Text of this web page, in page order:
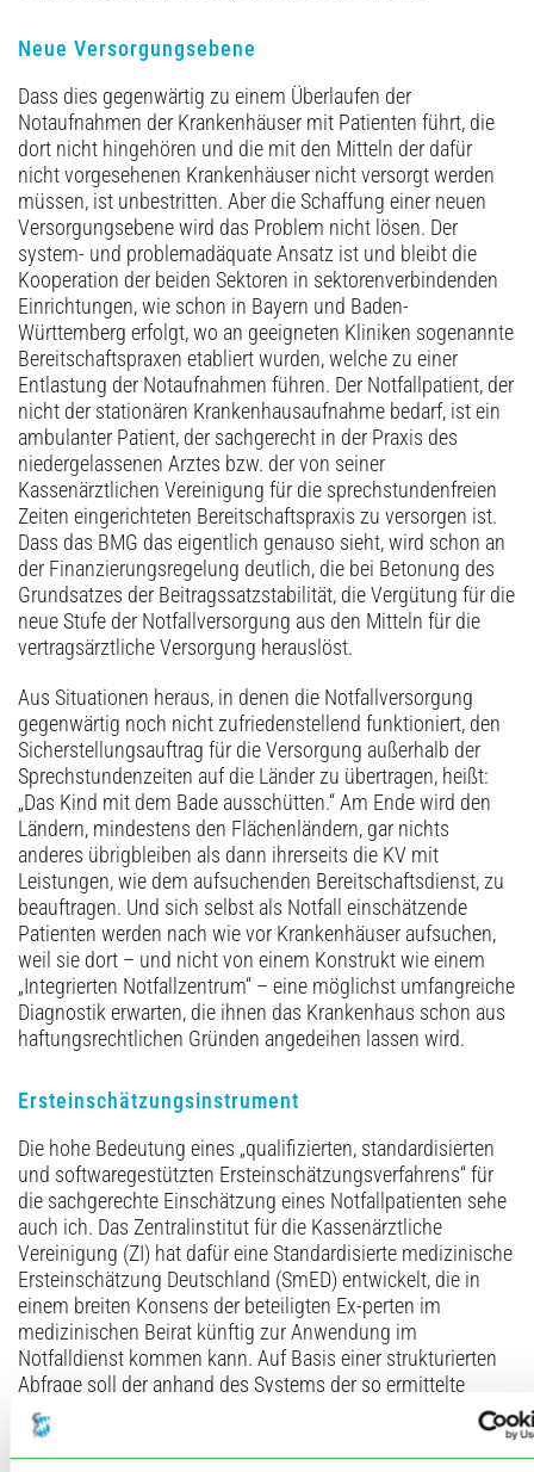
Neue Versorgungsebene
Dass dies gegenwärtig zu einem Überlaufen der
Notaufnahmen der Krankenhäuser mit Patienten führt, die
dort nicht hingehören und die mit den Mitteln der dafür
nicht vorgesehenen Krankenhäuser nicht versorgt werden
müssen, ist unbestritten. Aber die Schaffung einer neuen
Versorgungsebene wird das Problem nicht lösen. Der
system- und problemadäquate Ansatz ist und bleibt die
Kooperation der beiden Sektoren in sektorenverbindenden
Einrichtungen, wie schon in Bayern und Baden-
Württemberg erfolgt, wo an geeigneten Kliniken sogenannte
Bereitschafts­praxen etabliert wurden, welche zu einer
Entlastung der Notaufnahmen führen. Der Notfallpatient, der
nicht der stationären Krankenhausaufnahme bedarf, ist ein
ambulanter Patient, der sachgerecht in der Praxis des
niedergelassenen Arztes bzw. der von seiner
Kassenärztlichen Vereinigung für die sprechstundenfreien
Zeiten eingerichteten Bereitschaftspraxis zu versorgen ist.
Dass das BMG das eigentlich genauso sieht, wird schon an
der Finanzierungsregelung deutlich, die bei Betonung des
Grundsatzes der Beitragssatzstabilität, die Vergütung für die
neue Stufe der Notfallversorgung aus den Mitteln für die
vertragsärztliche Versorgung herauslöst.
Aus Situationen heraus, in denen die Notfallversorgung
gegenwärtig noch nicht zufriedenstellend funktioniert, den
Sicherstellungsauftrag für die Versorgung außerhalb der
Sprechstundenzeiten auf die Länder zu übertragen, heißt:
„Das Kind mit dem Bade ausschütten.“ Am Ende wird den
Ländern, mindestens den Flächenländern, gar nichts
anderes übrigbleiben als dann ihrerseits die KV mit
Leistungen, wie dem aufsuchenden Bereitschaftsdienst, zu
beauftragen. Und sich selbst als Notfall einschätzende
Patienten werden nach wie vor Krankenhäuser aufsuchen,
weil sie dort – und nicht von einem Konstrukt wie einem
„Integrierten Notfallzentrum“ – eine möglichst umfangreiche
Diagnostik erwarten, die ihnen das Krankenhaus schon aus
haftungsrechtlichen Gründen angedeihen lassen wird.
Ersteinschätzungsinstrument
Die hohe Bedeutung eines „qualifizierten, standardisierten
und softwaregestützten Ersteinschätzungsverfahrens“ für
die sachgerechte Einschätzung eines Notfallpatienten sehe
auch ich. Das Zentralinstitut für die Kassenärztliche
Vereinigung (ZI) hat dafür eine Standardisierte medizinische
Ersteinschätzung Deutschland (SmED) entwickelt, die in
einem breiten Konsens der beteiligten Ex-perten im
medizinischen Beirat künftig zur Anwendung im
Notfalldienst kommen kann. Auf Basis einer strukturierten
Abfrage soll der anhand des Systems der so ermittelte
Versorgungsbedarf eines Patienten dem angemessenen
Versorgungszeitpunkt („time to treat“) und der richtigen
Versorgungsebene/Versorgungsort („point of care“)